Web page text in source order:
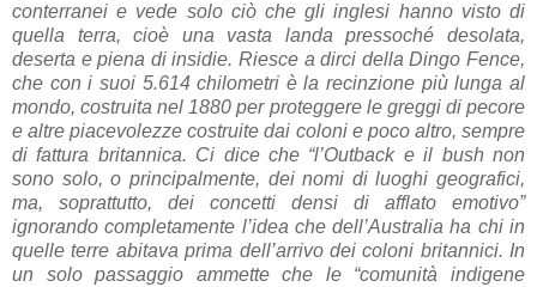
conterranei e vede solo ciò che gli inglesi hanno visto di
quella terra, cioè una vasta landa pressoché desolata,
deserta e piena di insidie. Riesce a dirci della Dingo Fence,
che con i suoi 5.614 chilometri è la recinzione più lunga al
mondo, costruita nel 1880 per proteggere le greggi di pecore
e altre piacevolezze costruite dai coloni e poco altro, sempre
di fattura britannica. Ci dice che “l’Outback e il bush non
sono solo, o principalmente, dei nomi di luoghi geografici,
ma, soprattutto, dei concetti densi di afflato emotivo”
ignorando completamente l’idea che dell’Australia ha chi in
quelle terre abitava prima dell’arrivo dei coloni britannici. In
un solo passaggio ammette che le “comunità indigene